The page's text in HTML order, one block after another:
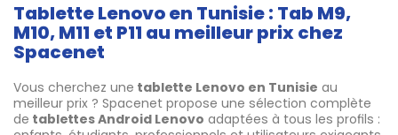
Tablette Lenovo en Tunisie : Tab M9,
M10, M11 et P11 au meilleur prix chez
Spacenet
Vous cherchez une tablette Lenovo en Tunisie au
meilleur prix ? Spacenet propose une sélection complète
de tablettes Android Lenovo adaptées à tous les profils :